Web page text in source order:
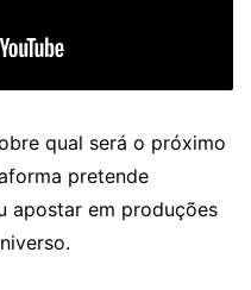
qual será o próximo
pretende
apostar em produções